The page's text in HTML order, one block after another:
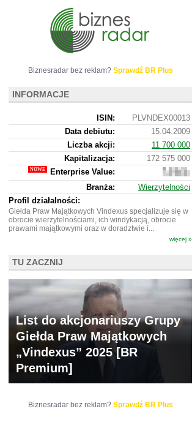
Biznesradar bez reklam? Sprawdź BR Plus
INFORMACJE
ISIN:
PLVNDEX00013
Data debiutu:
15.04.2009
Liczba akcji:
11 700 000
Kapitalizacja:
172 575 000
Enterprise Value:
594
000
Branża:
Wierzytelności
Profil działalności:
Giełda Praw Majątkowych Vindexus specjalizuje się w
obrocie wierzytelnościami, ich windykacją, obrocie
prawami majątkowymi oraz w doradztwie i...
więcej »
TU ZACZNIJ
List do akcjonariuszy Grupy
Giełda Praw Majątkowych
„Vindexus” 2025 [BR
Premium]
Biznesradar bez reklam? Sprawdź BR Plus